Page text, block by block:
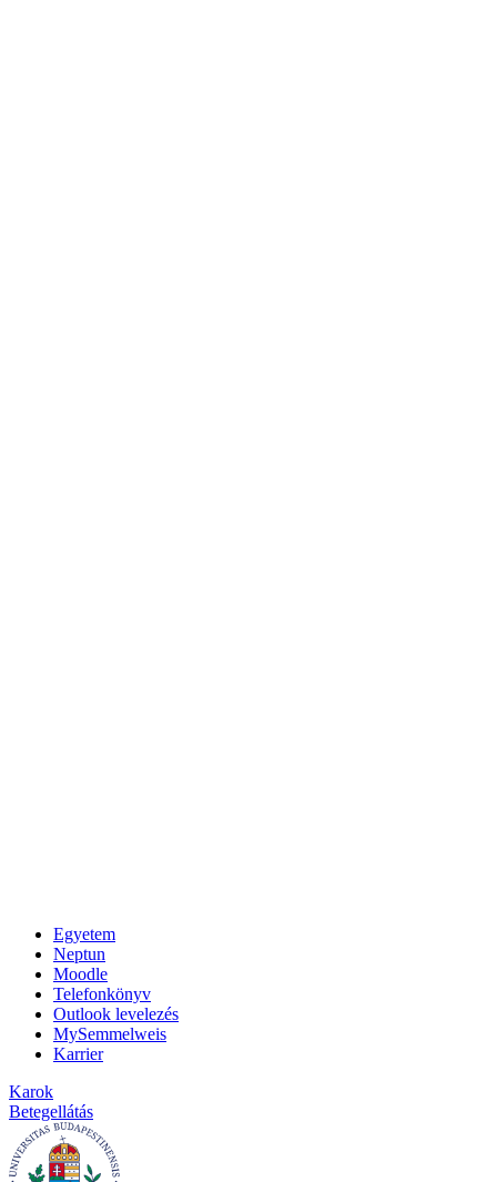
Egyetem
Neptun
Moodle
Telefonkönyv
Outlook levelezés
MySemmelweis
Karrier
Karok
Betegellátás